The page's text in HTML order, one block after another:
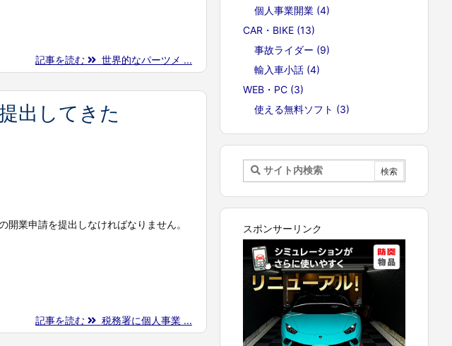
記事を読む 世界的なパーツメ ...
出してきた
業申請を提出しなければなりません。
記事を読む 税務署に個人事業 ...
個人事業開業 (4)
CAR・BIKE (13)
事故ライダー (9)
輸入車小話 (4)
WEB・PC (3)
使える無料ソフト (3)
スポンサーリンク